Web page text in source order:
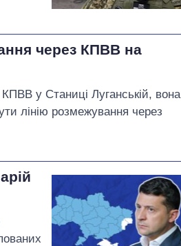
через КПВВ на
у Станиці Луганській, вона
лінію розмежування через